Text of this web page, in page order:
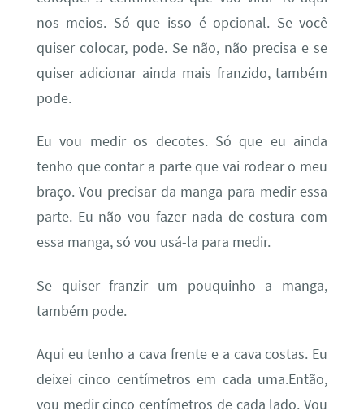
nos meios. Só que isso é opcional. Se você
quiser colocar, pode. Se não, não precisa e se
quiser adicionar ainda mais franzido, também
pode.
Eu vou medir os decotes. Só que eu ainda
tenho que contar a parte que vai rodear o meu
braço. Vou precisar da manga para medir essa
parte. Eu não vou fazer nada de costura com
essa manga, só vou usá-la para medir.
Se quiser franzir um pouquinho a manga,
também pode.
Aqui eu tenho a cava frente e a cava costas. Eu
deixei cinco centímetros em cada uma.Então,
vou medir cinco centímetros de cada lado. Vou